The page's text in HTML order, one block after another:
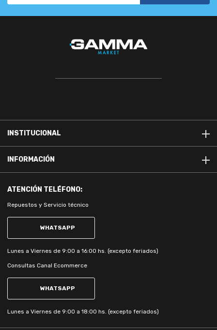
INSTITUCIONAL
INFORMACIÓN
ATENCIÓN TELÉFONO:
Repuestos y Servicio técnico
WHATSAPP
Lunes a Viernes de 9:00 a 16:00 hs. (excepto feriados)
Consultas Canal Ecommerce
WHATSAPP
Lunes a Viernes de 9:00 a 18:00 hs. (excepto feriados)